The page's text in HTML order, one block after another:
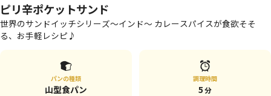
ピリ辛ポケットサンド
世界のサンドイッチシリーズ～インド～ カレースパイスが食欲そそ
る、お手軽レシピ♪
パンの種類
山型食パン
調理時間
5 分